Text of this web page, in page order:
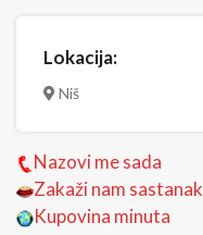
Lokacija:
Niš
Nazovi me sada
Zakaži nam sastanak
Kupovina minuta